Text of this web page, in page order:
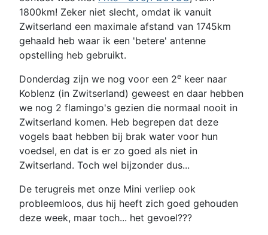
1800km! Zeker niet slecht, omdat ik vanuit
Zwitserland een maximale afstand van 1745km
gehaald heb waar ik een 'betere' antenne
opstelling heb gebruikt.
Donderdag zijn we nog voor een 2e keer naar
Koblenz (in Zwitserland) geweest en daar hebben
we nog 2 flamingo's gezien die normaal nooit in
Zwitserland komen. Heb begrepen dat deze
vogels baat hebben bij brak water voor hun
voedsel, en dat is er zo goed als niet in
Zwitserland. Toch wel bijzonder dus...
De terugreis met onze Mini verliep ook
probleemloos, dus hij heeft zich goed gehouden
deze week, maar toch... het gevoel???